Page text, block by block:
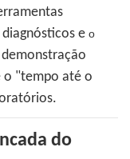
diagnósticos e o
o "tempo até o
do